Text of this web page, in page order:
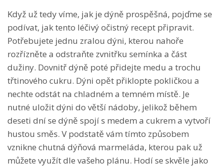
Když už tedy víme, jak je dýně prospěšná, pojďme se
podívat, jak tento léčivý očistný recept připravit.
Potřebujete jednu zralou dýni, kterou nahoře
rozřízněte a odstraňte zvnitřku semínka a část
dužiny. Dovnitř dýně poté přidejte medu a trochu
třtinového cukru. Dýni opět přiklopte pokličkou a
nechte odstát na chladném a temném místě. Je
nutné uložit dýni do větší nádoby, jelikož během
deseti dní se dýně spojí s medem a cukrem a vytvoří
hustou směs. V podstatě vám tímto způsobem
vznikne chutná dýňová marmeláda, kterou pak už
můžete využít dle vašeho plánu. Hodí se skvěle jako